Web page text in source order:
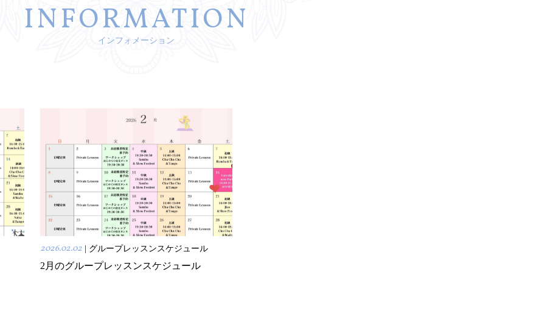
INFORMATION
インフォメーション
2026.02.02 | グループレッスンスケジュール
2月のグループレッスンスケジュール